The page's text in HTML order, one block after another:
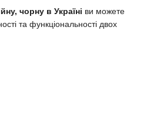
чорну в Україні ви можете
та функціональності двох